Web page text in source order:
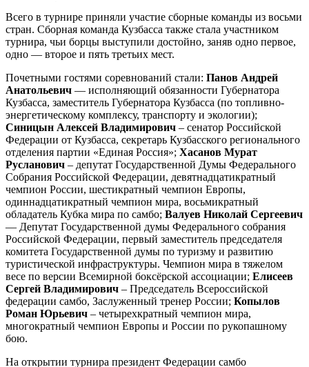
Всего в турнире приняли участие сборные команды из восьми
стран. Сборная команда Кузбасса также стала участником
турнира, чьи борцы выступили достойно, заняв одно первое,
одно — второе и пять третьих мест.
Почетными гостями соревнований стали: Панов Андрей
Анатольевич — исполняющий обязанности Губернатора
Кузбасса, заместитель Губернатора Кузбасса (по топливно-
энергетическому комплексу, транспорту и экологии);
Синицын Алексей Владимирович – сенатор Российской
Федерации от Кузбасса, секретарь Кузбасского регионального
отделения партии «Единая Россия»; Хасанов Мурат
Русланович – депутат Государственной Думы Федерального
Собрания Российской Федерации, девятнадцатикратный
чемпион России, шестикратный чемпион Европы,
одиннадцатикратный чемпион мира, восьмикратный
обладатель Кубка мира по самбо; Валуев Николай Сергеевич
— Депутат Государственной думы Федерального собрания
Российской Федерации, первый заместитель председателя
комитета Государственной думы по туризму и развитию
туристической инфраструктуры. Чемпион мира в тяжелом
весе по версии Всемирной боксёрской ассоциации; Елисеев
Сергей Владимирович – Председатель Всероссийской
федерации самбо, Заслуженный тренер России; Копылов
Роман Юрьевич – четырехкратный чемпион мира,
многократный чемпион Европы и России по рукопашному
бою.
На открытии турнира президент Федерации самбо